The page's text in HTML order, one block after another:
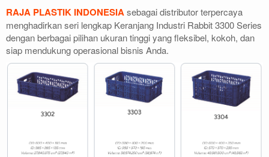
RAJA PLASTIK INDONESIAsebagai distributor terpercaya
menghadirkan seri lengkap Keranjang Industri Rabbit 3300 Series
dengan berbagai pilihan ukuran tinggi yang fleksibel, kokoh, dan
siap mendukung operasional bisnis Anda.